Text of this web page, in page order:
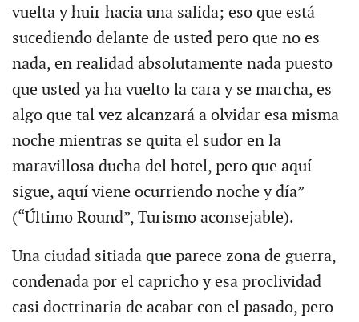
vuelta y huir hacia una salida; eso que está
sucediendo delante de usted pero que no es
nada, en realidad absolutamente nada puesto
que usted ya ha vuelto la cara y se marcha, es
algo que tal vez alcanzará a olvidar esa misma
noche mientras se quita el sudor en la
maravillosa ducha del hotel, pero que aquí
sigue, aquí viene ocurriendo noche y día”
(“Último Round”, Turismo aconsejable).
Una ciudad sitiada que parece zona de guerra,
condenada por el capricho y esa proclividad
casi doctrinaria de acabar con el pasado, pero